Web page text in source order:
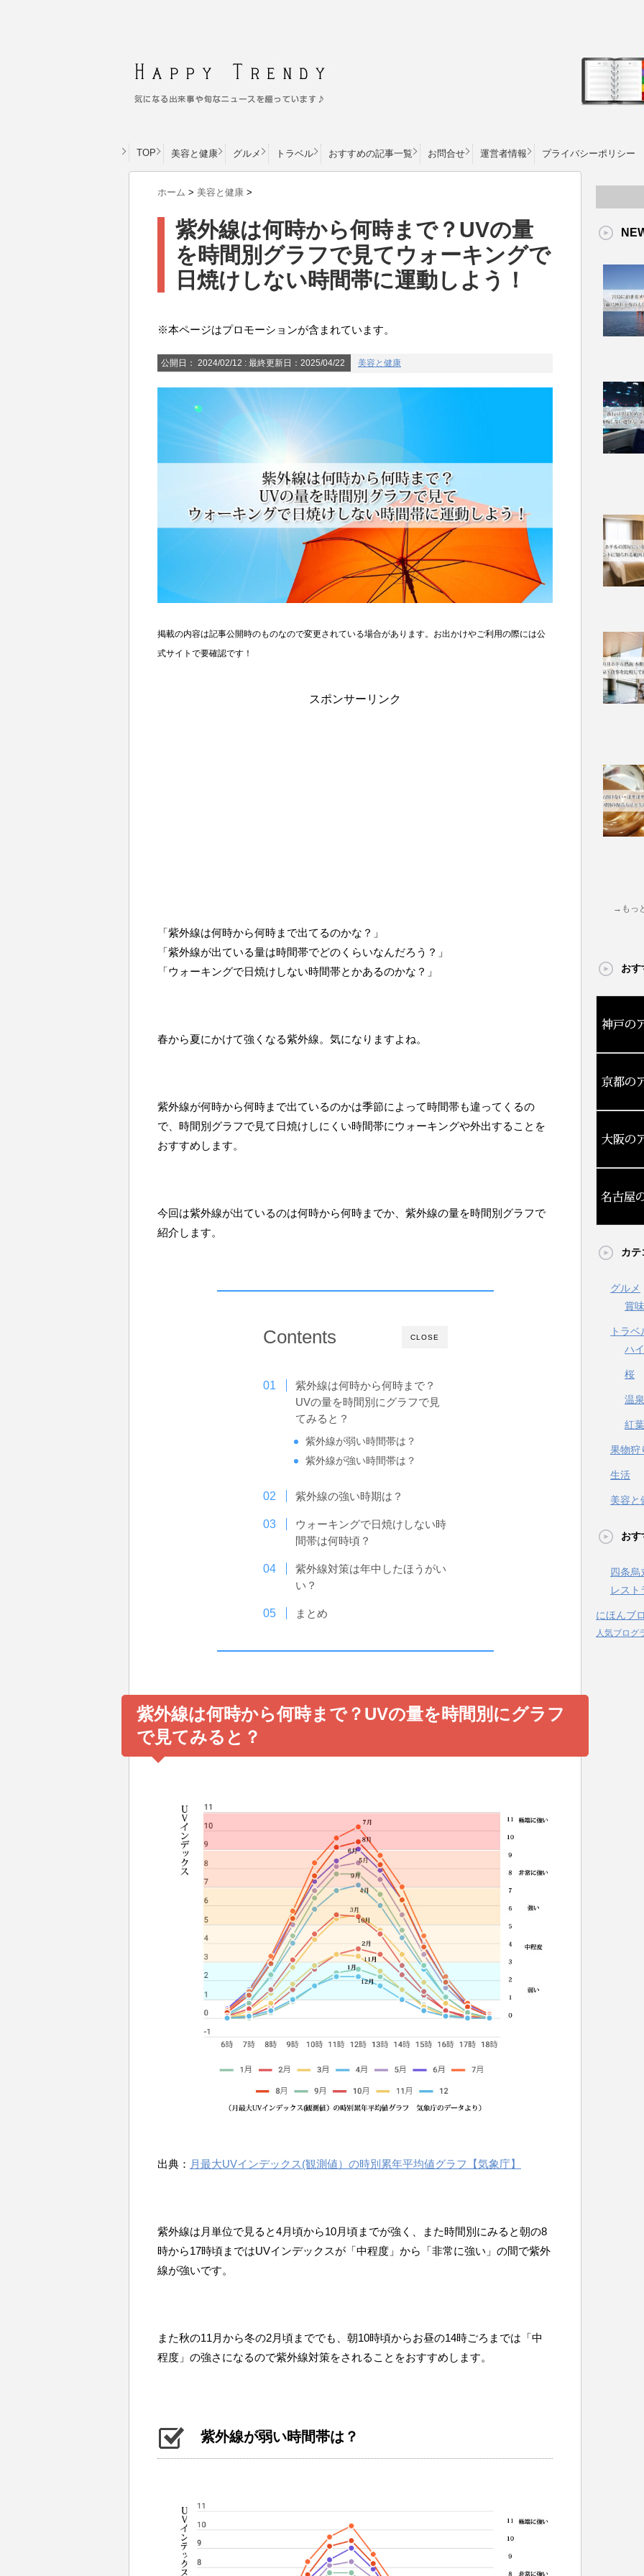
TOP 美容と健康 グルメ トラベル おすすめの記事一覧 お問合せ 運営者情報 プライバシーポリシー
ホーム > 美容と健康 >
紫外線は何時から何時まで？UVの量
を時間別グラフで見てウォーキングで
日焼けしない時間帯に運動しよう！
※本ページはプロモーションが含まれています。
公開日： 2024/02/12 : 最終更新日：2025/04/22 美容と健康
掲載の内容は記事公開時のものなので変更されている場合があります。お出かけやご利用の際には公
式サイトで要確認です！
スポンサーリンク
「紫外線は何時から何時まで出てるのかな？」
「紫外線が出ている量は時間帯でどのくらいなんだろう？」
「ウォーキングで日焼けしない時間帯とかあるのかな？」
春から夏にかけて強くなる紫外線。気になりますよね。
紫外線が何時から何時まで出ているのかは季節によって時間帯も違ってくるの
で、時間別グラフで見て日焼けしにくい時間帯にウォーキングや外出することを
おすすめします。
今回は紫外線が出ているのは何時から何時までか、紫外線の量を時間別グラフで
紹介します。
CLOSE
Contents
紫外線は何時から何時まで？
UVの量を時間別にグラフで見
てみると？
紫外線が弱い時間帯は？
紫外線が強い時間帯は？
紫外線の強い時期は？
ウォーキングで日焼けしない時
間帯は何時頃？
紫外線対策は年中したほうがい
い？
まとめ
紫外線は何時から何時まで？UVの量を時間別にグラフ
で見てみると？
出典： 月最大UVインデックス(観測値）の時別累年平均値グラフ【気象庁】
紫外線は月単位で見ると4月頃から10月頃までが強く、また時間別にみると朝の8
時から17時頃まではUVインデックスが「中程度」から「非常に強い」の間で紫外
線が強いです。
また秋の11月から冬の2月頃まででも、朝10時頃からお昼の14時ごろまでは「中
程度」の強さになるので紫外線対策をされることをおすすめします。
紫外線が弱い時間帯は？
→もっ
おす
カテ
グルメ
賞
トラベ
ハ
桜
温泉
紅葉
果物狩
生活
美容と
おす
四条烏
レスト
にほんブ
人気ブログ